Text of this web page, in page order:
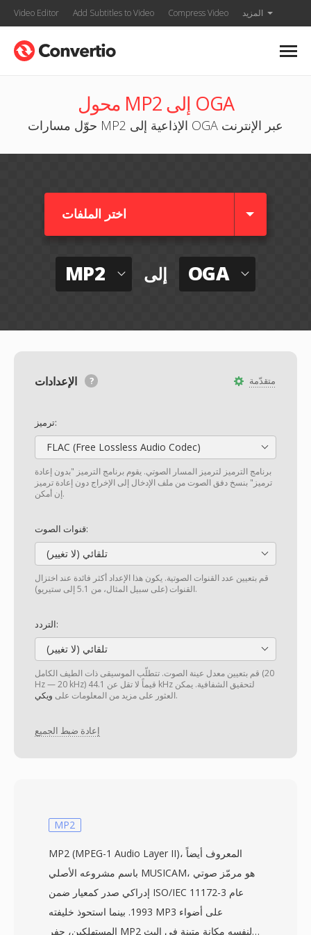
Video Editor Add Subtitles to Video Compress Video المزيد
محول MP2 إلى OGA
حوّل مسارات MP2 الإذاعية إلى OGA عبر الإنترنت
اختر الملفات
MP2 إلى OGA
متقدّمة
ترميز:
FLAC (Free Lossless Audio Codec)
برنامج الترميز لترميز المسار الصوتي. يقوم برنامج الترميز "بدون إعادة
ترميز" بنسخ دفق الصوت من ملف الإدخال إلى الإخراج دون إعادة ترميز
إن أمكن.
قنوات الصوت:
تلقائي (لا تغيير)
قم بتعيين عدد القنوات الصوتية. يكون هذا الإعداد أكثر فائدة عند اختزال
القنوات (على سبيل المثال، من 5.1 إلى ستيريو).
التردد:
تلقائي (لا تغيير)
قم بتعيين معدل عينة الصوت. تتطلّب الموسيقى ذات الطيف الكامل (20
Hz — 20 kHz) قيماً لا تقل عن 44.1 kHz لتحقيق الشفافية. يمكن
العثور على مزيد من المعلومات على ويكي .
إعادة ضبط الجميع
MP2
MP2 (MPEG-1 Audio Layer II)، المعروف أيضاً
باسم مشروعه الأصلي MUSICAM، هو مرمّز صوتي
إدراكي صدر كمعيار ضمن ISO/IEC 11172-3 عام
1993. بينما استحوذ خليفته MP3 على أضواء
المستهلكين، حفر MP2 لنفسه مكانة متينة في البث